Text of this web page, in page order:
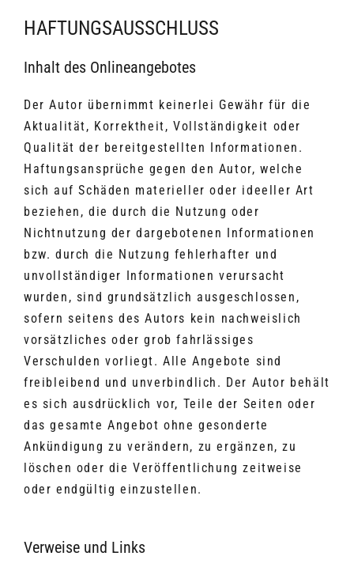
HAFTUNGSAUSSCHLUSS
Inhalt des Onlineangebotes
Der Autor übernimmt keinerlei Gewähr für die
Aktualität, Korrektheit, Vollständigkeit oder
Qualität der bereitgestellten Informationen.
Haftungsansprüche gegen den Autor, welche
sich auf Schäden materieller oder ideeller Art
beziehen, die durch die Nutzung oder
Nichtnutzung der dargebotenen Informationen
bzw. durch die Nutzung fehlerhafter und
unvollständiger Informationen verursacht
wurden, sind grundsätzlich ausgeschlossen,
sofern seitens des Autors kein nachweislich
vorsätzliches oder grob fahrlässiges
Verschulden vorliegt. Alle Angebote sind
freibleibend und unverbindlich. Der Autor behält
es sich ausdrücklich vor, Teile der Seiten oder
das gesamte Angebot ohne gesonderte
Ankündigung zu verändern, zu ergänzen, zu
löschen oder die Veröffentlichung zeitweise
oder endgültig einzustellen.
Verweise und Links